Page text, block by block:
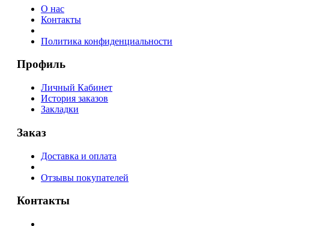
О нас
Контакты
Политика конфиденциальности
Профиль
Личный Кабинет
История заказов
Закладки
Заказ
Доставка и оплата
Отзывы покупателей
Контакты